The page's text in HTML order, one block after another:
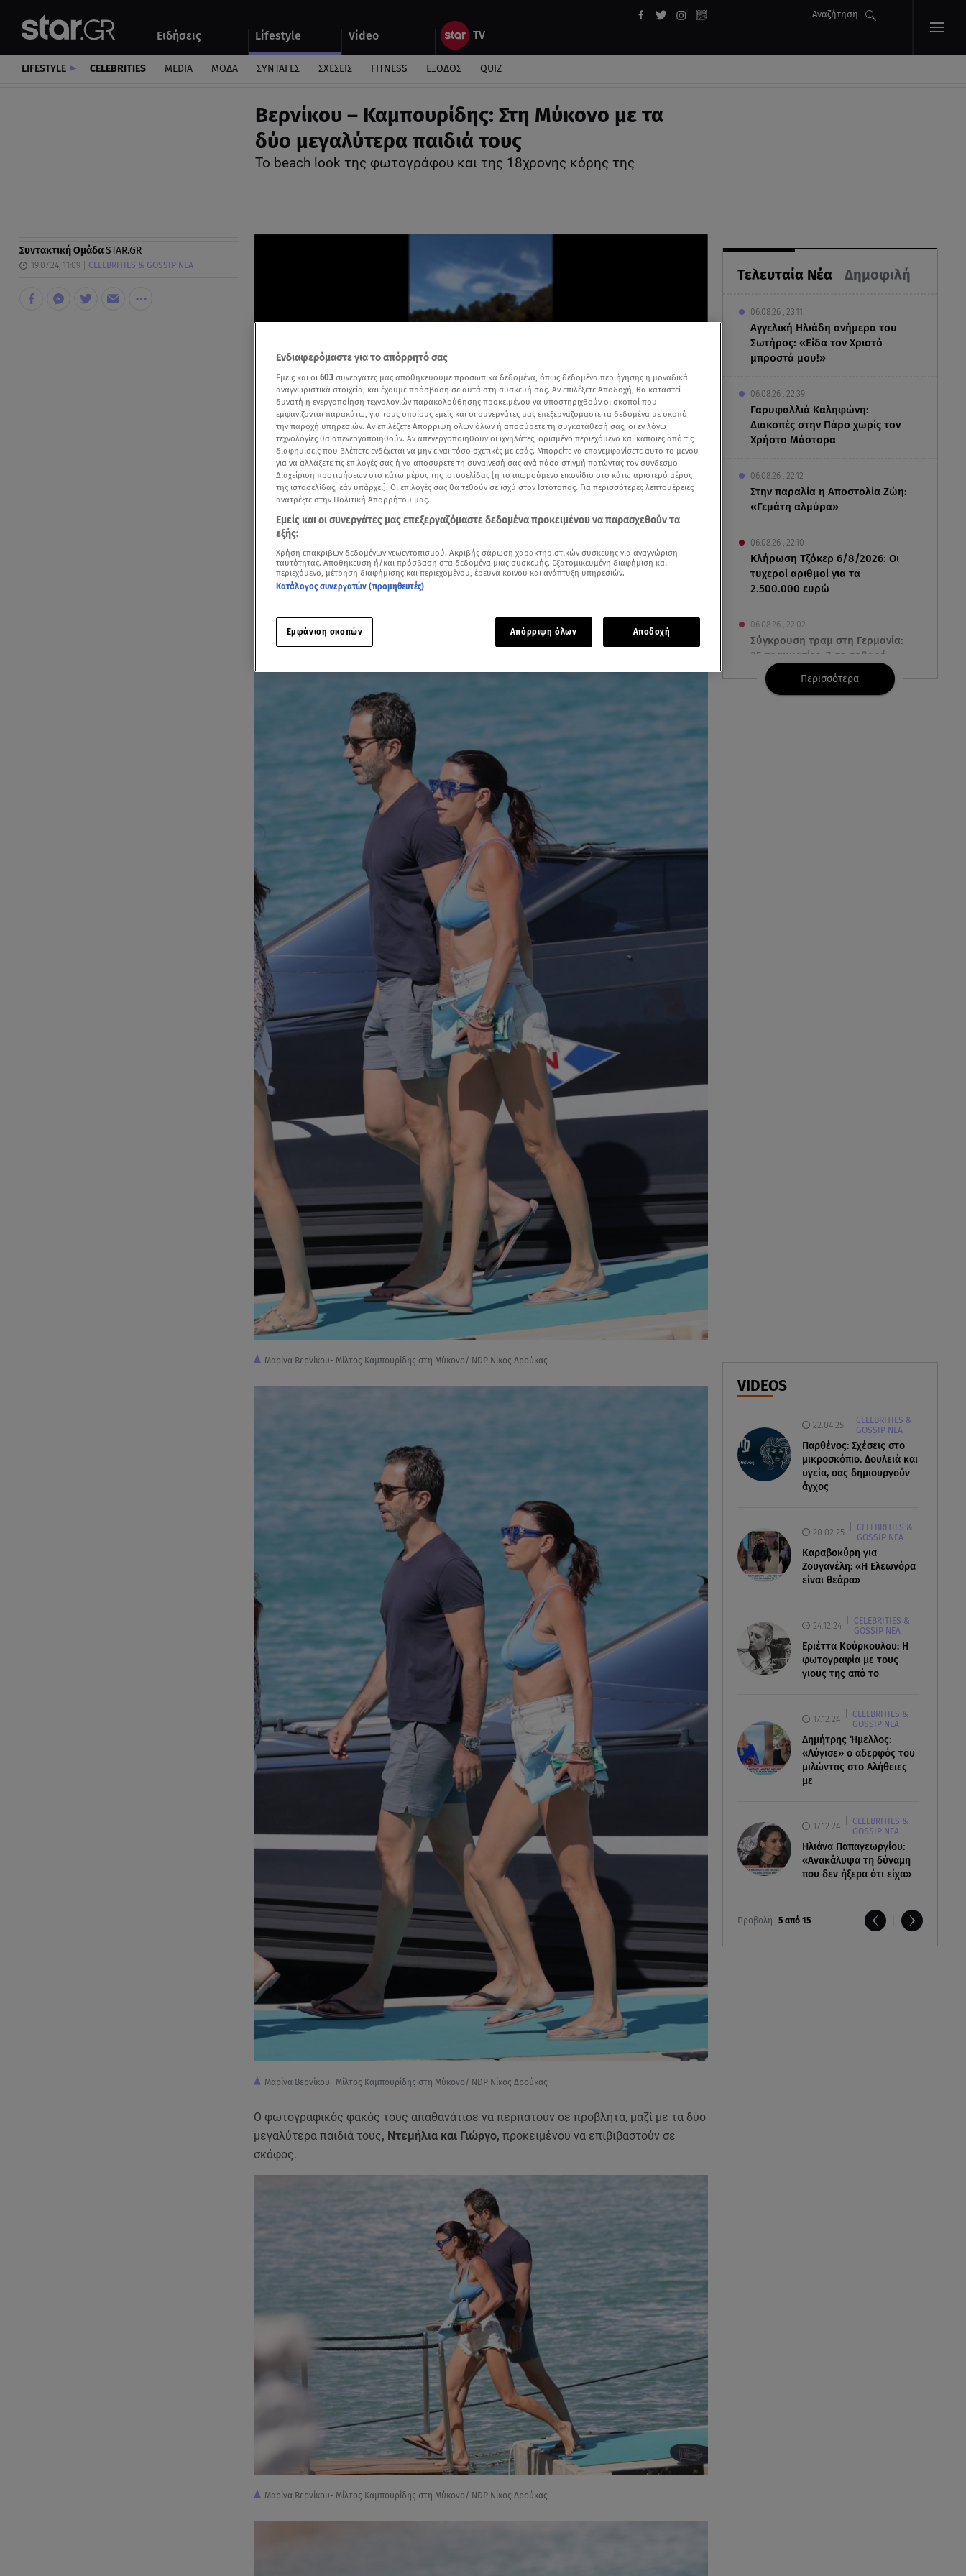
Ειδήσεις Lifestyle Video
Αναζήτηση
Αυτοκίνητο
LIFESTYLE CELEBRITIES MEDIA ΜΟΔΑ ΣΥΝΤΑΓΕΣ ΣΧΕΣΕΙΣ FITNESS ΕΞΟΔΟΣ QUIZ
Βερνίκου – Καμπουρίδης: Στη Μύκονο με τα
δύο μεγαλύτερα παιδιά τους
Το beach look της φωτογράφου και της 18χρονης κόρης της
Τελευταία Νέα Δημοφιλή
06.08.26 , 23:11
Αγγελική Ηλιάδη ανήμερα του
Σωτήρος: «Είδα τον Χριστό
μπροστά μου!»
06.08.26 , 22:39
Γαρυφαλλιά Καληφώνη:
Διακοπές στην Πάρο χωρίς τον
Χρήστο Μάστορα
06.08.26 , 22:12
Στην παραλία η Αποστολία Ζώη:
«Γεμάτη αλμύρα»
06.08.26 , 22:10
Κλήρωση Τζόκερ 6/8/2026: Οι
τυχεροί αριθμοί για τα
2.500.000 ευρώ
06.08.26 , 22:02
Σύγκρουση τραμ στη Γερμανία:
25 τραυματίες, 7 σε σοβαρή
κατάσταση
06.08.26 , 19:44
Πότε δεν επιβάλλεται φόρος
κληρονομιάς σε τραπεζικές
06.08.26 , 19:17
Κυψέλη: «Βιώνουμε βαθιά
οδύνη» - Τι λέει η οικογένεια της
Περισσότερα
VIDEOS
22.04.25
CELEBRITIES &
GOSSIP ΝΕΑ
Παρθένος: Σχέσεις στο
μικροσκόπιο. Δουλειά και
υγεία, σας δημιουργούν
άγχος
20.02.25
CELEBRITIES &
GOSSIP ΝΕΑ
Καραβοκύρη για
Ζουγανέλη: «Η Ελεωνόρα
είναι θεάρα»
24.12.24
CELEBRITIES &
GOSSIP ΝΕΑ
Εριέττα Κούρκουλου: Η
φωτογραφία με τους
γιους της από το
17.12.24
CELEBRITIES &
GOSSIP ΝΕΑ
Δημήτρης Ήμελλος:
«Λύγισε» ο αδερφός του
μιλώντας στο Αλήθειες
με
17.12.24
CELEBRITIES &
GOSSIP ΝΕΑ
Ηλιάνα Παπαγεωργίου:
«Ανακάλυψα τη δύναμη
που δεν ήξερα ότι είχα»
Προβολή 5 από 15
Συντακτική ΟμάδαSTAR.GR
19.07.24, 11:09 CELEBRITIES & GOSSIP ΝΕΑ
Δείτε περισσότερα άρθρα μας στα αποτελέσματα αναζήτησης
Η Μαρίνα Βερνίκου πρόσφατα ταξίδεψε στην Ίμπιζα για επαγγελματικούς λόγους- Tα instastories της από το νησί
της Ισπανίας
Μαρίνα Βερνίκου και ο Μίλτος Καμπουρίδης
απολαμβάνουν το καλοκαίρι τους
Μαρίνα Βερνίκου- Μίλτος Καμπουρίδης στη Μύκονο/ NDP Νίκος Δρούκας
Μαρίνα Βερνίκου- Μίλτος Καμπουρίδης στη Μύκονο/ NDP Νίκος Δρούκας
Ο φωτογραφικός φακός τους απαθανάτισε να περπατούν σε προβλήτα, μαζί με τα δύο
μεγαλύτερα παιδιά τους, Ντεμήλια και Γιώργο, προκειμένου να επιβιβαστούν σε
σκάφος.
Μαρίνα Βερνίκου- Μίλτος Καμπουρίδης στη Μύκονο/ NDP Νίκος Δρούκας
Ενδιαφερόμαστε για το απόρρητό σας
Εμείς και οι 603 συνεργάτες μας αποθηκεύουμε προσωπικά δεδομένα, όπως δεδομένα περιήγησης ή μοναδικά
αναγνωριστικά στοιχεία, και έχουμε πρόσβαση σε αυτά στη συσκευή σας. Αν επιλέξετε Αποδοχή, θα καταστεί
δυνατή η ενεργοποίηση τεχνολογιών παρακολούθησης προκειμένου να υποστηριχθούν οι σκοποί που
εμφανίζονται παρακάτω, για τους οποίους εμείς και οι συνεργάτες μας επεξεργαζόμαστε τα δεδομένα με σκοπό
την παροχή υπηρεσιών. Αν επιλέξετε Απόρριψη όλων όλων ή αποσύρετε τη συγκατάθεσή σας, οι εν λόγω
τεχνολογίες θα απενεργοποιηθούν. Αν απενεργοποιηθούν οι ιχνηλάτες, ορισμένο περιεχόμενο και κάποιες από τις
διαφημίσεις που βλέπετε ενδέχεται να μην είναι τόσο σχετικές με εσάς. Μπορείτε να επανεμφανίσετε αυτό το μενού
για να αλλάξετε τις επιλογές σας ή να αποσύρετε τη συναίνεσή σας ανά πάσα στιγμή πατώντας τον σύνδεσμο
Διαχείριση προτιμήσεων στο κάτω μέρος της ιστοσελίδας [ή το αιωρούμενο εικονίδιο στο κάτω αριστερό μέρος
της ιστοσελίδας, εάν υπάρχει]. Οι επιλογές σας θα τεθούν σε ισχύ στον Ιστότοπος. Για περισσότερες λεπτομέρειες
ανατρέξτε στην Πολιτική Απορρήτου μας.
Εμείς και οι συνεργάτες μας επεξεργαζόμαστε δεδομένα προκειμένου να παρασχεθούν τα
εξής:
Χρήση επακριβών δεδομένων γεωεντοπισμού. Ακριβής σάρωση χαρακτηριστικών συσκευής για αναγνώριση
ταυτότητας. Αποθήκευση ή/και πρόσβαση στα δεδομένα μιας συσκευής. Εξατομικευμένη διαφήμιση και
περιεχόμενο, μέτρηση διαφήμισης και περιεχομένου, έρευνα κοινού και ανάπτυξη υπηρεσιών.
Κατάλογος συνεργατών (προμηθευτές)
Εμφάνιση σκοπών Απόρριψη όλων Αποδοχή